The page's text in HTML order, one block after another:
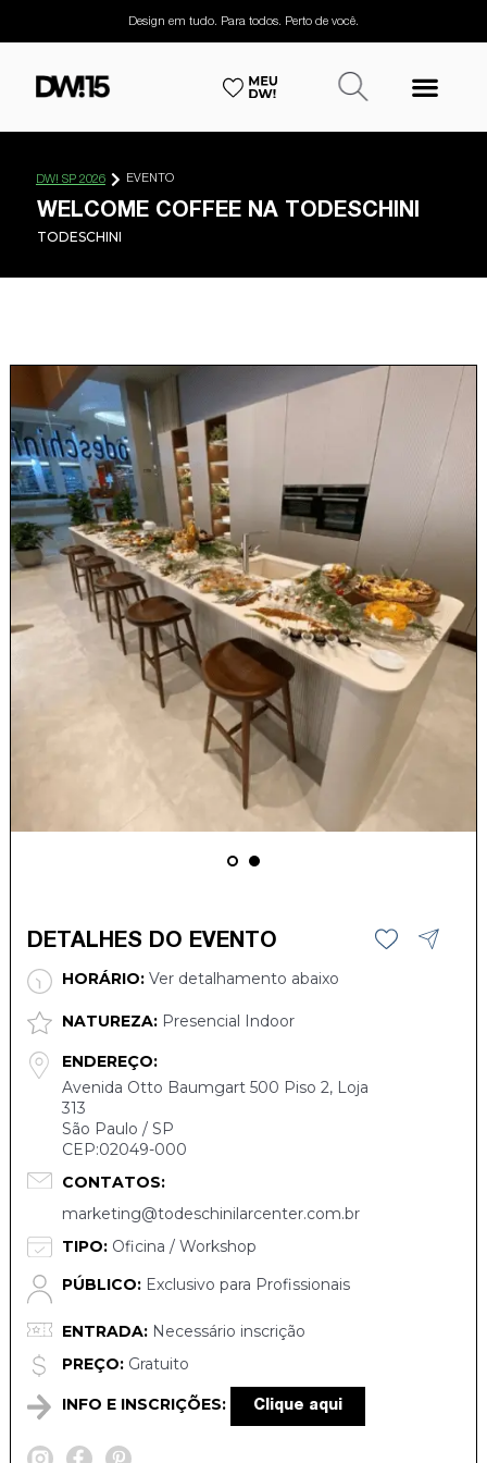
Design em tudo. Para todos. Perto de você.
DW! SP 2026 EVENTO
WELCOME COFFEE NA TODESCHINI
TODESCHINI
DETALHES DO EVENTO
HORÁRIO:Ver detalhamento abaixo
NATUREZA:Presencial Indoor
ENDEREÇO:
Avenida Otto Baumgart 500 Piso 2, Loja
313
São Paulo / SP
CEP:02049-000
CONTATOS:
marketing@todeschinilarcenter.com.br
TIPO:Oficina / Workshop
PÚBLICO:Exclusivo para Profissionais
ENTRADA:Necessário inscrição
PREÇO:Gratuito
INFO E INSCRIÇÕES: Clique aqui